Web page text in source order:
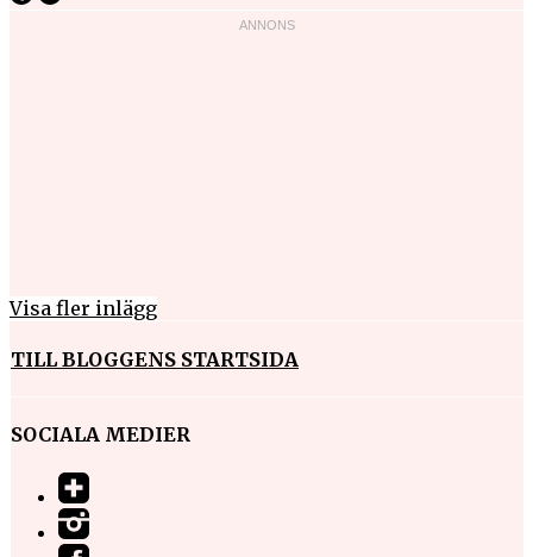
Visa fler inlägg
TILL BLOGGENS STARTSIDA
SOCIALA MEDIER